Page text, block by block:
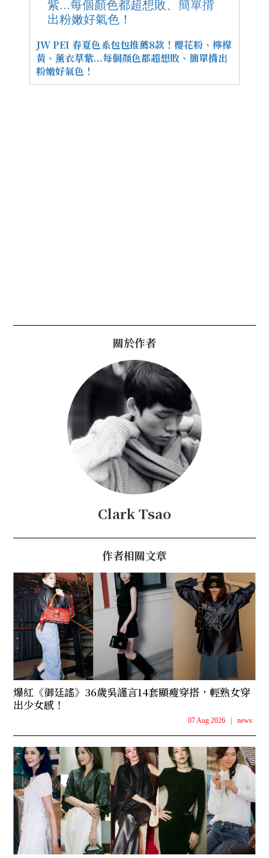
JW PEI 春夏色系包包推薦8款！櫻花粉、檸檬
黃、薰衣草紫...每個顏色都超想敗、簡單揹出
粉嫩好氣色！
關於作者
Clark Tsao
作者相關文章
爆紅《御廷謠》36歲吳謹言14套顯瘦穿搭，輕熟女穿
出少女感！
07 Aug 2026 news